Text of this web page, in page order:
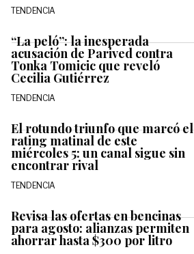
TENDENCIA
“La peló”: la inesperada
acusación de Parived contra
Tonka Tomicic que reveló
Cecilia Gutiérrez
TENDENCIA
El rotundo triunfo que marcó el
rating matinal de este
miércoles 5: un canal sigue sin
encontrar rival
TENDENCIA
Revisa las ofertas en bencinas
para agosto: alianzas permiten
ahorrar hasta $300 por litro